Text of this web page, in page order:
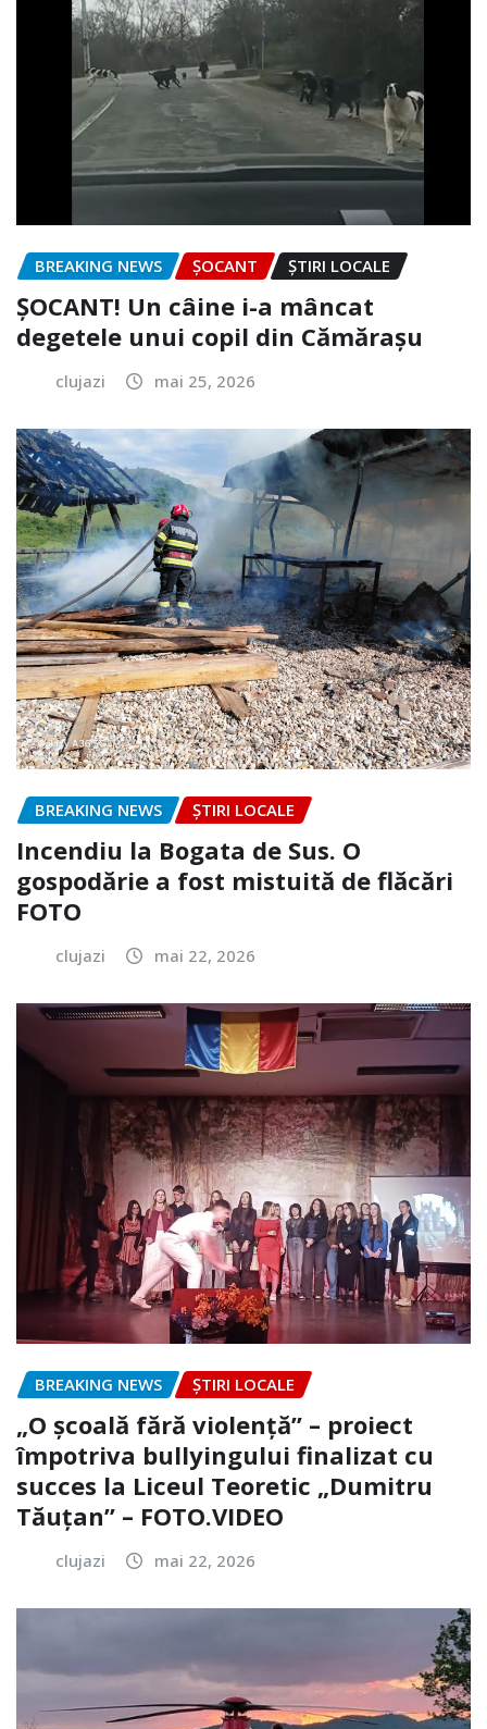
BREAKING NEWS ȘOCANT ȘTIRI LOCALE
ȘOCANT! Un câine i-a mâncat
degetele unui copil din Cămărașu
clujazi mai 25, 2026
BREAKING NEWS ȘTIRI LOCALE
Incendiu la Bogata de Sus. O
gospodărie a fost mistuită de flăcări
FOTO
clujazi mai 22, 2026
BREAKING NEWS ȘTIRI LOCALE
„O școală fără violență” – proiect
împotriva bullyingului finalizat cu
succes la Liceul Teoretic „Dumitru
Tăuțan” – FOTO.VIDEO
clujazi mai 22, 2026